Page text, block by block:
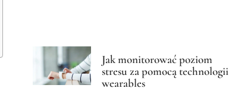
Jak monitorować poziom
stresu za pomocą technologii
wearables